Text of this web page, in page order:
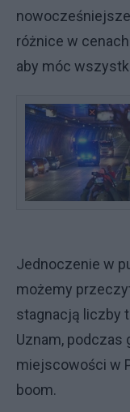
różnice w
aby móc
Jednoczenie w
możemy
stagnacją liczby
Uznam, podczas
miejscowości w
boom.